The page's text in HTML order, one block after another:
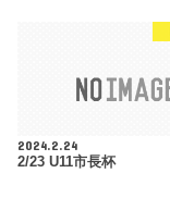
2024.2.24
2/23 U11市長杯